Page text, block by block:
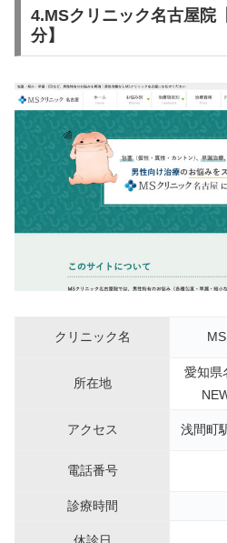
4.MSクリニック名古屋院
分】
クリニック名
所在地
愛知県
アクセス 浅間町
電話番号
診療時間